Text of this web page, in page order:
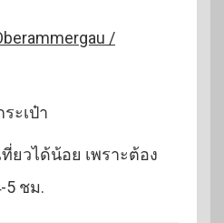
/
ะเป๋า
ยวได้น้อย เพราะต้อง
5 ชม.